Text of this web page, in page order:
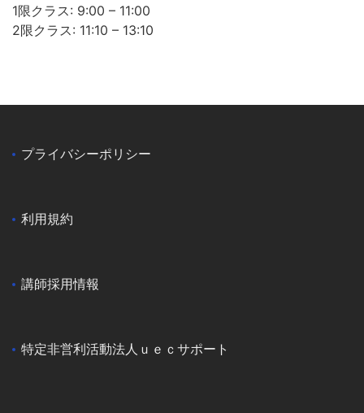
1限クラス: 9:00 – 11:00
2限クラス: 11:10 – 13:10
プライバシーポリシー
利用規約
講師採用情報
特定非営利活動法人ｕｅｃサポート